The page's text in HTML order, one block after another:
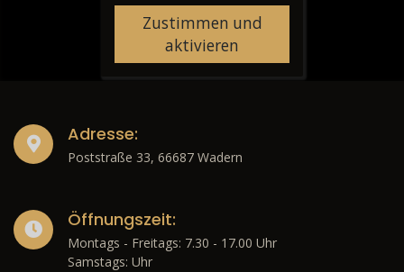
Zustimmen und
aktivieren
Adresse:
Poststraße 33, 66687 Wadern
Öffnungszeit:
Montags - Freitags: 7.30 - 17.00 Uhr
Samstags: Uhr